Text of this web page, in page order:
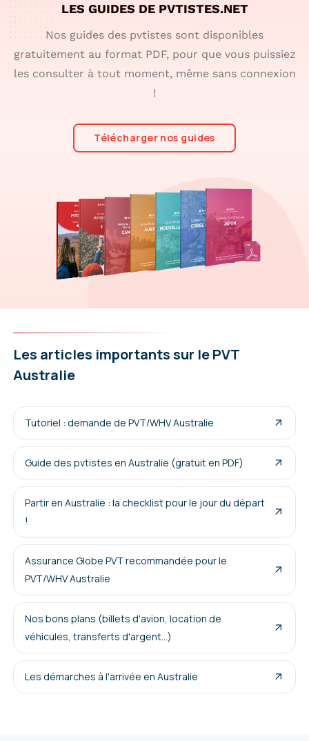
LES GUIDES DE PVTISTES.NET
Nos guides des pvtistes sont disponibles
gratuitement au format PDF, pour que vous puissiez
les consulter à tout moment, même sans connexion
!
Télécharger nos guides
Les articles importants sur le PVT
Australie
Tutoriel : demande de PVT/WHV Australie
Guide des pvtistes en Australie (gratuit en PDF)
Partir en Australie : la checklist pour le jour du départ
!
Assurance Globe PVT recommandée pour le
PVT/WHV Australie
Nos bons plans (billets d'avion, location de
véhicules, transferts d'argent...)
Les démarches à l'arrivée en Australie